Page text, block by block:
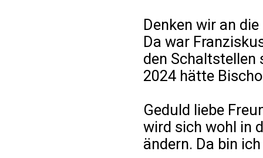
Denken wir an
Da war
den Schaltstellen
2024 hätte
Geduld liebe
wird sich wohl in
ändern. Da bin